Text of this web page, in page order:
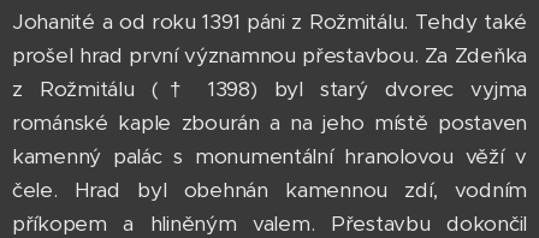
Johanité a od roku 1391 páni z Rožmitálu. Tehdy také
prošel hrad první významnou přestavbou. Za Zdeňka
z Rožmitálu († 1398) byl starý dvorec vyjma
románské kaple zbourán a na jeho místě postaven
kamenný palác s monumentální hranolovou věží v
čele. Hrad byl obehnán kamennou zdí, vodním
příkopem a hliněným valem. Přestavbu dokončil